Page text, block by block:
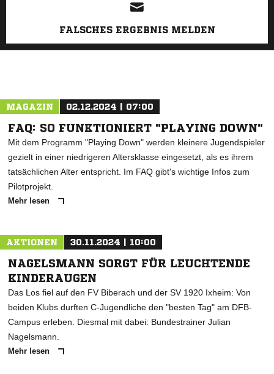
FALSCHES ERGEBNIS MELDEN
MAGAZIN 02.12.2024 | 07:00
FAQ: SO FUNKTIONIERT "PLAYING DOWN"
Mit dem Programm "Playing Down" werden kleinere Jugendspieler
gezielt in einer niedrigeren Altersklasse eingesetzt, als es ihrem
tatsächlichen Alter entspricht. Im FAQ gibt's wichtige Infos zum
Pilotprojekt.
Mehr lesen
AKTIONEN 30.11.2024 | 10:00
NAGELSMANN SORGT FÜR LEUCHTENDE
KINDERAUGEN
Das Los fiel auf den FV Biberach und der SV 1920 Ixheim: Von
beiden Klubs durften C-Jugendliche den "besten Tag" am DFB-
Campus erleben. Diesmal mit dabei: Bundestrainer Julian
Nagelsmann.
Mehr lesen